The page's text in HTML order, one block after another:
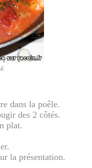
dans la poêle.
des 2 côtés.
plat.
la présentation.